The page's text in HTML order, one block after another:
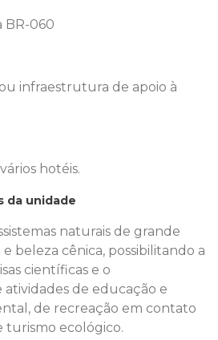
BR-060
infraestrutura de apoio à
hotéis.
da unidade
naturais de grande
beleza cênica, possibilitando a
científicas e o
de educação e
de recreação em contato
turismo ecológico.